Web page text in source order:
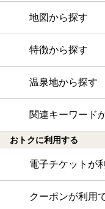
地図から探す
特徴から探す
温泉地から探す
関連キーワード
おトクに利用する
電子チケットが
クーポンが利用